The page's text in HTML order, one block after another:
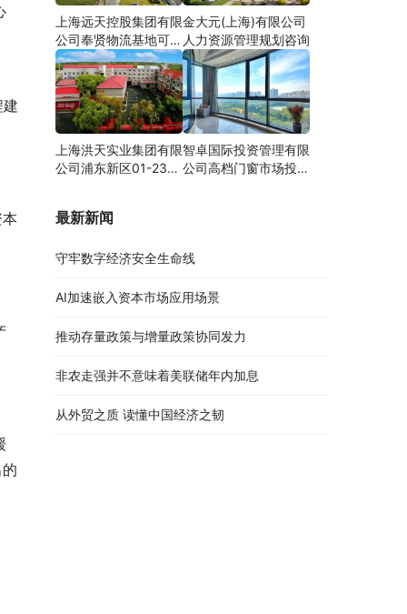
上海远天控股集团有限
公司奉贤物流基地可行
性研究
金大元(上海)有限公司
人力资源管理规划咨询
上海洪天实业集团有限
公司浦东新区01-23地
智卓国际投资管理有限
公司高档门窗市场投资
最新新闻
守牢数字经济安全生命线
AI加速嵌入资本市场应用场景
推动存量政策与增量政策协同发力
非农走强并不意味着美联储年内加息
从外贸之质 读懂中国经济之韧